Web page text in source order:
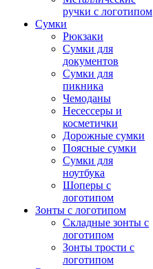
ручки с логотипом
Сумки
Рюкзаки
Сумки для
документов
Сумки для
пикника
Чемоданы
Несессеры и
косметички
Дорожные сумки
Поясные сумки
Сумки для
ноутбука
Шоперы с
логотипом
Зонты с логотипом
Складные зонты с
логотипом
Зонты трости с
логотипом